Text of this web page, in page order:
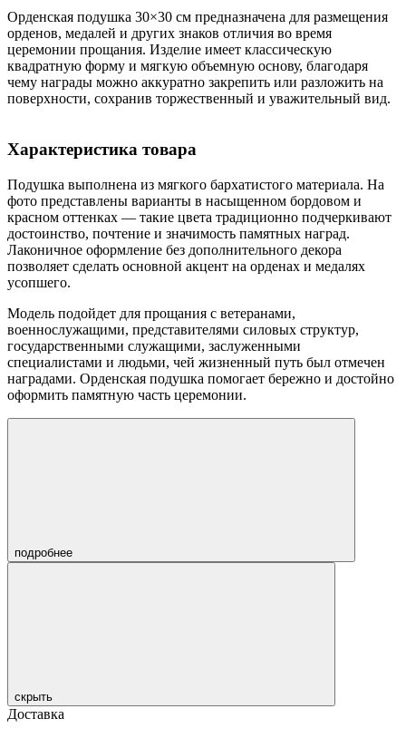
Орденская подушка 30×30 см предназначена для размещения
орденов, медалей и других знаков отличия во время
церемонии прощания. Изделие имеет классическую
квадратную форму и мягкую объемную основу, благодаря
чему награды можно аккуратно закрепить или разложить на
поверхности, сохранив торжественный и уважительный вид.
Характеристика товара
Подушка выполнена из мягкого бархатистого материала. На
фото представлены варианты в насыщенном бордовом и
красном оттенках — такие цвета традиционно подчеркивают
достоинство, почтение и значимость памятных наград.
Лаконичное оформление без дополнительного декора
позволяет сделать основной акцент на орденах и медалях
усопшего.
Модель подойдет для прощания с ветеранами,
военнослужащими, представителями силовых структур,
государственными служащими, заслуженными
специалистами и людьми, чей жизненный путь был отмечен
наградами. Орденская подушка помогает бережно и достойно
оформить памятную часть церемонии.
подробнее
скрыть
Доставка